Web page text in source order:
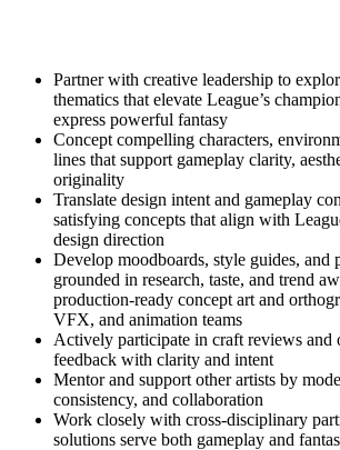
Partner with creative leadership to
thematics that elevate League’s
express powerful fantasy
Concept compelling characters,
lines that support gameplay clarity,
originality
Translate design intent and gameplay
satisfying concepts that align with
design direction
Develop moodboards, style guides, and
grounded in research, taste, and trend
production-ready concept art and
VFX, and animation teams
Actively participate in craft reviews and
feedback with clarity and intent
Mentor and support other artists by
consistency, and collaboration
Work closely with cross-disciplinary
solutions serve both gameplay and